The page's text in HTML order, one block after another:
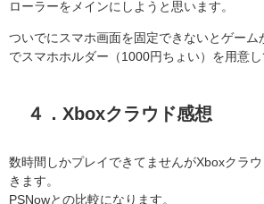
ローラーをメインにしようと思います。
ついでにスマホ画面を固定できないとゲーム
でスマホホルダー（1000円ちょい）を用意し
４．Xboxクラウド感想
数時間しかプレイできてませんがXboxクラ
きます。
PSNowとの比較になります。